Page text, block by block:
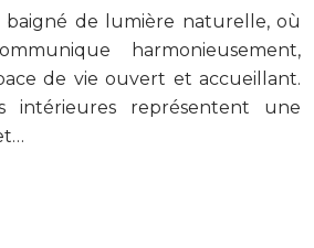
baigné de lumière naturelle, où
harmonieusement,
de vie ouvert et accueillant.
intérieures représentent une